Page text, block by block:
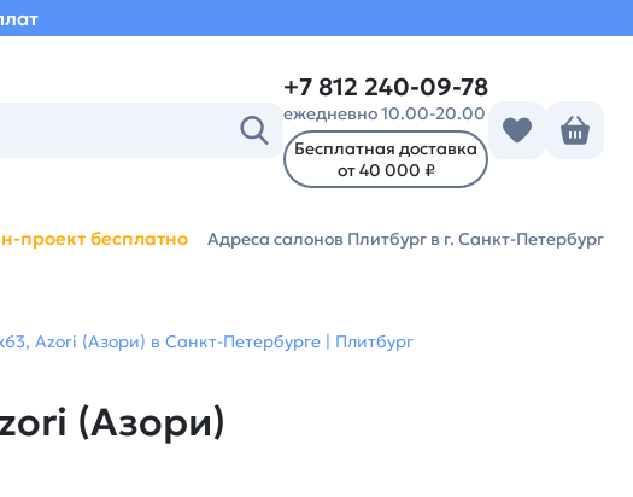
+7 812 240-09-78
ежедневно 10.00-20.00
Бесплатная доставка
от 40 000 ₽
проект бесплатно Адреса салонов Плитбург в г. Санкт-Петербург
Azori (Азори) в Санкт-Петербурге | Плитбург
(Азори)